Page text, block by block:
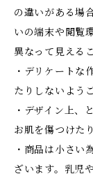
の違いがある場
いの端末や閲覧
異なって見える
・デリケートな
たりしないよう
・デザイン上、
お肌を傷つけた
・商品は小さい
ざいます。乳児